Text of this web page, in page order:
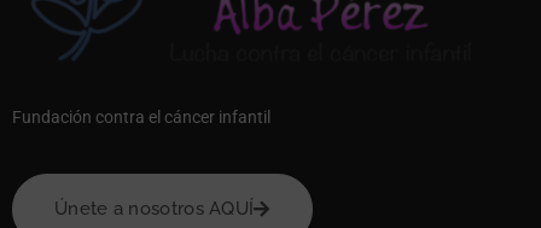
Fundación contra el cáncer infantil
Únete a nosotros AQUÍ